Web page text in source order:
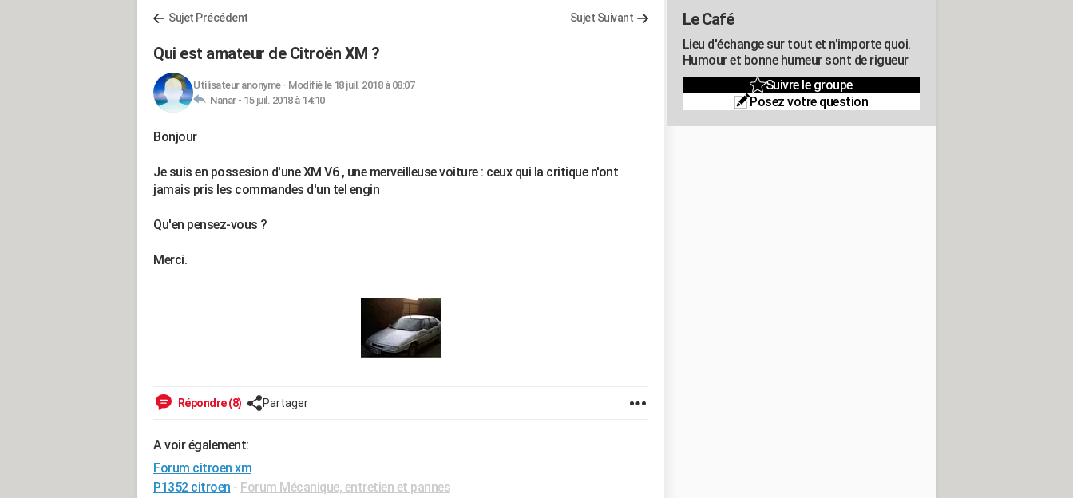
Sujet Précédent Sujet Suivant
Qui est amateur de Citroën XM ?
Utilisateur anonyme- Modifié le 18 juil. 2018 à 08:07
Nanar - 15 juil. 2018 à 14:10
Bonjour
Je suis en possesion d'une XM V6 , une merveilleuse voiture : ceux qui la critique n'ont
jamais pris les commandes d'un tel engin
Qu'en pensez-vous ?
Merci.
Répondre (8) Partager
A voir également:
Forum citroen xm
P1352 citroen - Forum Mécanique, entretien et pannes
Le Café
Lieu d'échange sur tout et n'importe quoi.
Humour et bonne humeur sont de rigueur
Suivre le groupe
Posez votre question